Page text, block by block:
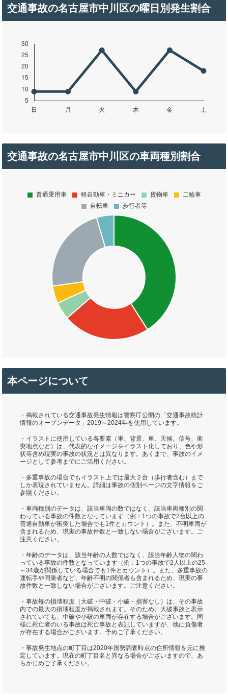
交通事故の名古屋市中川区の曜日別発生割合
交通事故の名古屋市中川区の車両種別割合
本ページについて
・掲載されている交通事故発生情報は警察庁公開の「交通事故統計
情報のオープンデータ」2019～2024年を使用しています。
・イラストに使用している各要素（車、背景、車、天候、信号、衝
突地点など）は、代表的なイメージをイラスト化しており、色や形
状等含め現実の事故の状況とは異なります。あくまで、事故のイメ
ージとして参考までにご活用ください。
・多重事故の場合でもイラスト上では最大２台（歩行者含む）まで
しか表現されていません。詳細は事故の個別ページの文字情報をご
参照ください。
・車両種別のデータは、該当車両の数ではなく、該当車両種別の関
わっている事故の件数となっています（例：1つの事故で2台以上の
普通自動車が衝突した場合でも1件とカウント）。また、不明車両が
含まれるため、現実の事故件数と一致しない場合がございます。ご
注意ください。
・年齢のデータは、該当年齢の人数ではなく、該当年齢人物の関わ
っている事故の件数となっています（例：1つの事故で2人以上の25
～34歳が関係している場合でも1件とカウント）。また、多重事故の
運転手や同乗者など、年齢不明の関係者も含まれるため、現実の事
故件数と一致しない場合がございます。ご注意ください。
・事故毎の損壊程度（大破・中破・小破・損害なし）は、その事故
内での最大の損壊程度が掲載されます。そのため、大破事故と表示
されていても、中破や小破の車両が存在する場合がございます。同
様に死亡者のいる事故は死亡事故と表記していますが、他に負傷者
が存在する場合がございます。予めご了承ください。
・事故発生地点の町丁目は2020年国勢調査時点の住所情報を元に推
定しています。現在の町丁目名と異なる場合がございますので、あ
らかじめご了承ください。